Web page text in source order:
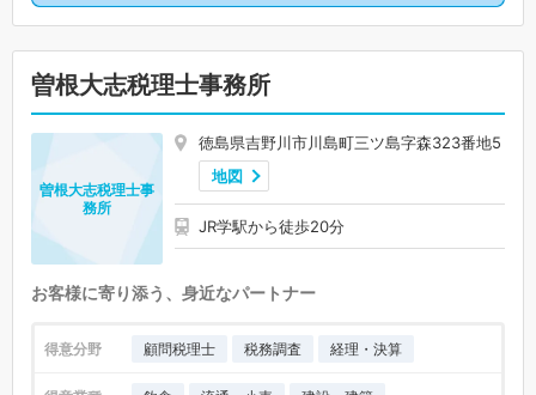
曽根大志税理士事務所
徳島県吉野川市川島町三ツ島字森323番地5
地図
JR学駅から徒歩20分
曽根大志税理士事
務所
お客様に寄り添う、身近なパートナー
得意分野 顧問税理士 税務調査 経理・決算